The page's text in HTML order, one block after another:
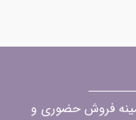
سابقه در زمینه فروش حضوری و